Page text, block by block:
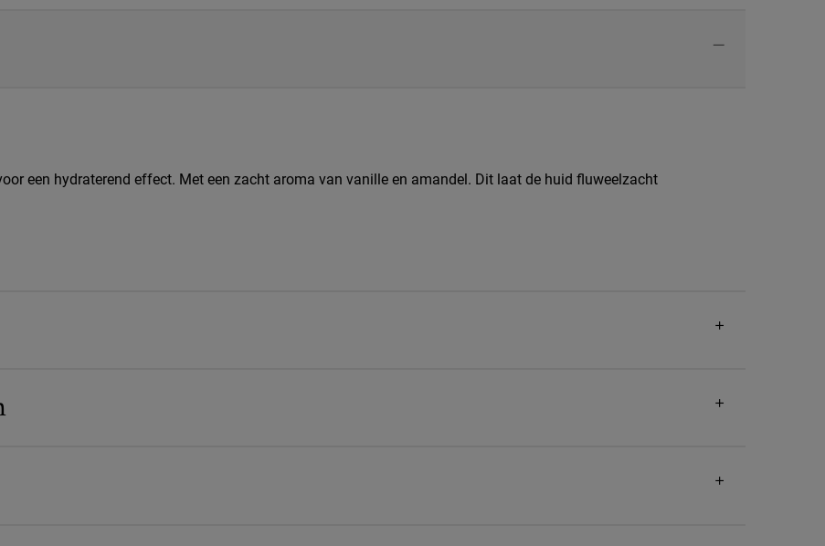
een hydraterend effect. Met een zacht aroma van vanille en amandel. Dit laat de huid fluweelzacht